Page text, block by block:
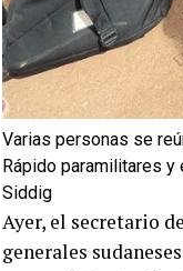
Varias personas se
Rápido paramilitares y
Siddig
Ayer, el secretario
generales